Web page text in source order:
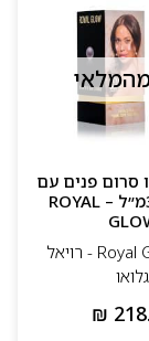
סרום פנים עם
פנינים 30מ״ל – ROYAL
מבית Royal Glow - רויאל
גלואו
₪